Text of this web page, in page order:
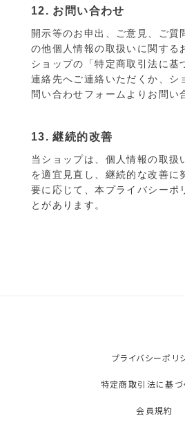
12. お問い合わせ
開示等のお申出、ご意見、ご質
の他個人情報の取扱いに関する
ショップの「特定商取引法に基
連絡先へご連絡いただくか、シ
問い合わせフォームよりお問い
13. 継続的改善
当ショップは、個人情報の取扱
を適宜見直し、継続的な改善に
要に応じて、本プライバシーポ
とがあります。
プライバシーポリ
特定商取引法に基づ
会員規約